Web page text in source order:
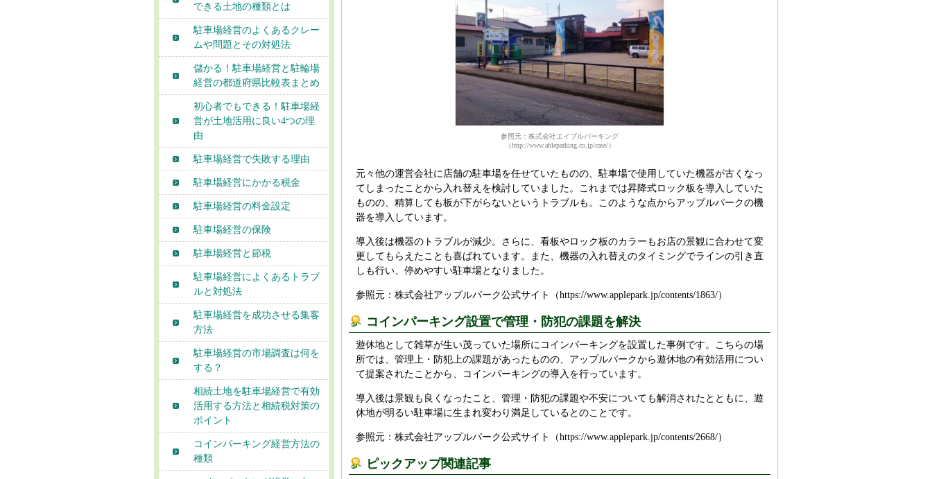
参照元：株式会社エイブルパーキング
（http://www.ableparking.co.jp/case/）
元々他の運営会社に店舗の駐車場を任せていたものの、駐車場で使用していた機器が古くなっ
てしまったことから入れ替えを検討していました。これまでは昇降式ロック板を導入していた
ものの、精算しても板が下がらないというトラブルも。このような点からアップルパークの機
器を導入しています。
導入後は機器のトラブルが減少。さらに、看板やロック板のカラーもお店の景観に合わせて変
更してもらえたことも喜ばれています。また、機器の入れ替えのタイミングでラインの引き直
しも行い、停めやすい駐車場となりました。
参照元：株式会社アップルパーク公式サイト（https://www.applepark.jp/contents/1863/）
コインパーキング設置で管理・防犯の課題を解決
遊休地として雑草が生い茂っていた場所にコインパーキングを設置した事例です。こちらの場
所では、管理上・防犯上の課題があったものの、アップルパークから遊休地の有効活用につい
て提案されたことから、コインパーキングの導入を行っています。
導入後は景観も良くなったこと、管理・防犯の課題や不安についても解消されたとともに、遊
休地が明るい駐車場に生まれ変わり満足しているとのことです。
参照元：株式会社アップルパーク公式サイト（https://www.applepark.jp/contents/2668/）
ピックアップ関連記事
できる土地の種類とは
駐車場経営のよくあるクレー
ムや問題とその対処法
儲かる！駐車場経営と駐輪場
経営の都道府県比較表まとめ
初心者でもできる！駐車場経
営が土地活用に良い4つの理
由
駐車場経営で失敗する理由
駐車場経営にかかる税金
駐車場経営の料金設定
駐車場経営の保険
駐車場経営と節税
駐車場経営によくあるトラブ
ルと対処法
駐車場経営を成功させる集客
方法
駐車場経営の市場調査は何を
する？
相続土地を駐車場経営で有効
活用する方法と相続税対策の
ポイント
コインパーキング経営方法の
種類